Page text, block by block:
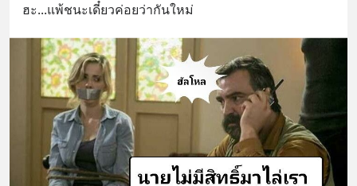
ฮะ...แพ้ชนะเดี๋ยวค่อยว่ากันใหม่